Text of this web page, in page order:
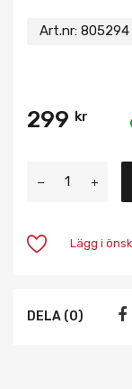
Art.nr: 805294
299 kr
Lägg i
DELA (0)